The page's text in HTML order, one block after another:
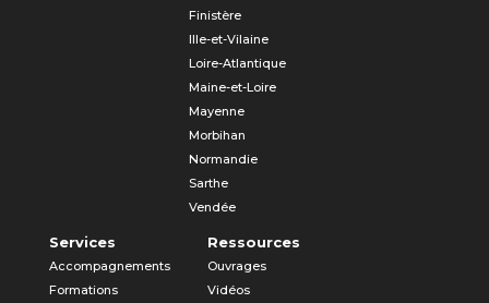
Finistère
Ille-et-Vilaine
Loire-Atlantique
Maine-et-Loire
Mayenne
Morbihan
Normandie
Sarthe
Vendée
Services
Accompagnements
Formations
Ressources
Ouvrages
Vidéos